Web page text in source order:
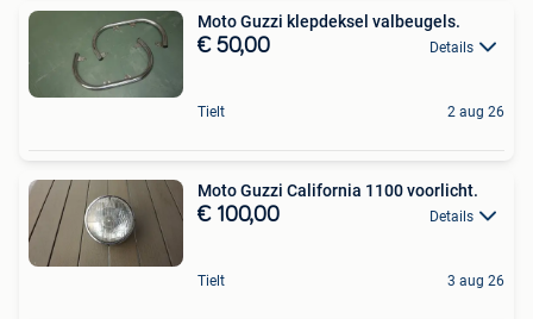
Moto Guzzi klepdeksel valbeugels.
€ 50,00 Details
Tielt 2 aug 26
Moto Guzzi California 1100 voorlicht.
€ 100,00 Details
Tielt 3 aug 26